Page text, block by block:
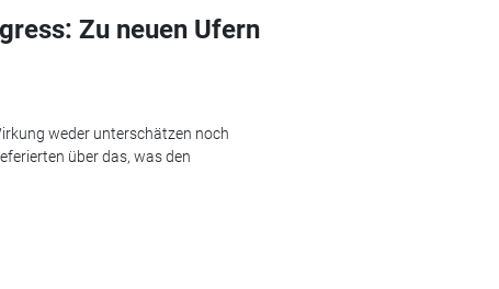
Zu neuen Ufern
weder unterschätzen noch
über das, was den